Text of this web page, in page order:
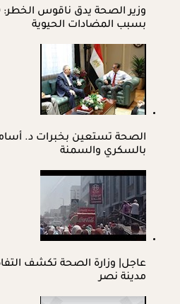
بسبب المضادات الحيوية
الصحة تستعين بخبرات د.
بالسكري والسمنة
عاجل| وزارة الصحة تكشف
مدينة نصر